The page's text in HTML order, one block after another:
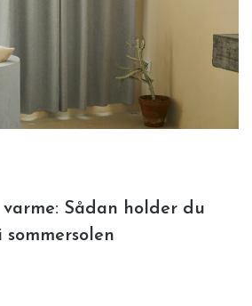
Sådan holder du